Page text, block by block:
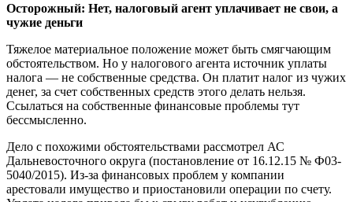
Осторожный: Нет, налоговый агент уплачивает не свои, а
чужие деньги
Тяжелое материальное положение может быть смягчающим
обстоятельством. Но у налогового агента источник уплаты
налога — не собственные средства. Он платит налог из чужих
денег, за счет собственных средств этого делать нельзя.
Ссылаться на собственные финансовые проблемы тут
бессмысленно.
Дело с похожими обстоятельствами рассмотрел АС
Дальневосточного округа (постановление от 16.12.15 № Ф03-
5040/2015). Из-за финансовых проблем у компании
арестовали имущество и приостановили операции по счету.